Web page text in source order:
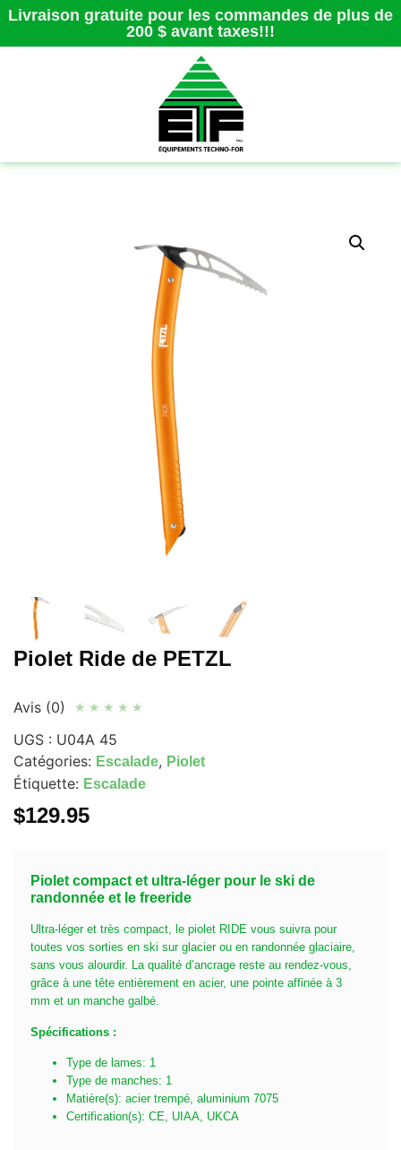
Livraison gratuite pour les commandes de plus de
200 $ avant taxes!!!
Piolet Ride de PETZL
Avis (0) ★ ★ ★ ★ ★
UGS : U04A 45
Catégories: Escalade, Piolet
Étiquette: Escalade
$129.95
Piolet compact et ultra-léger pour le ski de
randonnée et le freeride
Ultra-léger et très compact, le piolet RIDE vous suivra pour
toutes vos sorties en ski sur glacier ou en randonnée glaciaire,
sans vous alourdir. La qualité d’ancrage reste au rendez-vous,
grâce à une tête entièrement en acier, une pointe affinée à 3
mm et un manche galbé.
Spécifications :
Type de lames: 1
Type de manches: 1
Matière(s): acier trempé, aluminium 7075
Certification(s): CE, UIAA, UKCA